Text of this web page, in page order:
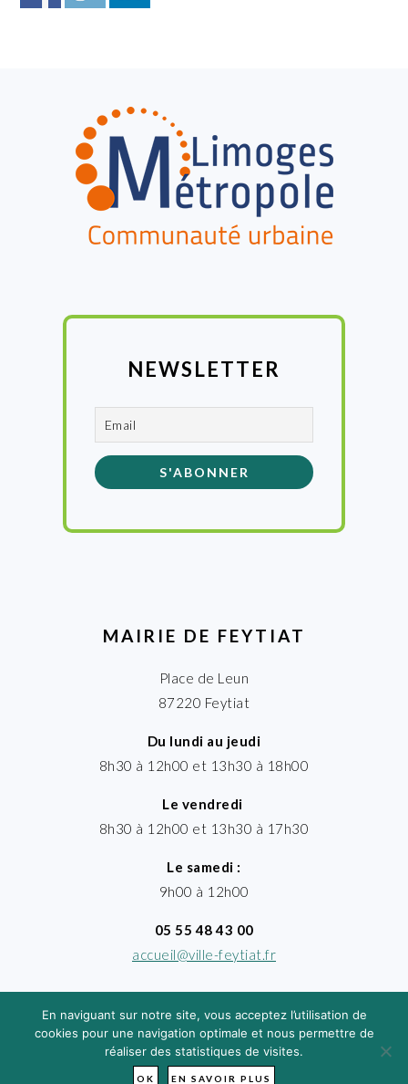
NEWSLETTER
MAIRIE DE FEYTIAT
Place de Leun
87220 Feytiat
Du lundi au jeudi
8h30 à 12h00 et 13h30 à 18h00
Le vendredi
8h30 à 12h00 et 13h30 à 17h30
Le samedi :
9h00 à 12h00
05 55 48 43 00
accueil@ville-feytiat.fr
TIMGROUP - © 2026
En naviguant sur notre site, vous acceptez l’utilisation de
cookies pour une navigation optimale et nous permettre de
réaliser des statistiques de visites.
OK EN SAVOIR PLUS